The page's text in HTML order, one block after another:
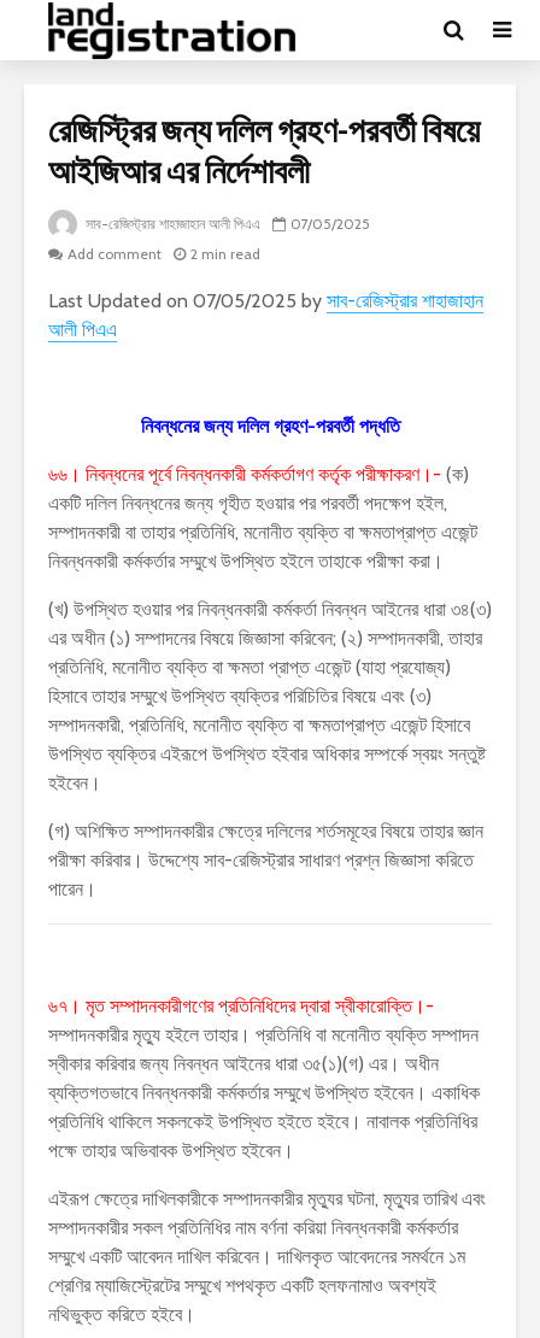
রেজিস্ট্রির জন্য দলিল গ্রহণ-পরবর্তী বিষয়ে
আইজিআর এর নির্দেশাবলী
সাব-রেজিস্ট্রার শাহাজাহান আলী পিএএ
07/05/2025
Add comment
2 min read
Last Updated on 07/05/2025 by সাব-রেজিস্ট্রার শাহাজাহান
আলী পিএএ
নিবন্ধনের জন্য দলিল গ্রহণ-পরবর্তী পদ্ধতি
৬৬। নিবন্ধনের পূর্বে নিবন্ধনকারী কর্মকর্তাগণ কর্তৃক পরীক্ষাকরণ।- (ক)
একটি দলিল নিবন্ধনের জন্য গৃহীত হওয়ার পর পরবর্তী পদক্ষেপ হইল,
সম্পাদনকারী বা তাহার প্রতিনিধি, মনোনীত ব্যক্তি বা ক্ষমতাপ্রাপ্ত এজেন্ট
নিবন্ধনকারী কর্মকর্তার সম্মুখে উপস্থিত হইলে তাহাকে পরীক্ষা করা।
(খ) উপস্থিত হওয়ার পর নিবন্ধনকারী কর্মকর্তা নিবন্ধন আইনের ধারা ৩৪(৩)
এর অধীন (১) সম্পাদনের বিষয়ে জিজ্ঞাসা করিবেন; (২) সম্পাদনকারী, তাহার
প্রতিনিধি, মনােনীত ব্যক্তি বা ক্ষমতা প্রাপ্ত এজেন্ট (যাহা প্রযােজ্য)
হিসাবে তাহার সম্মুখে উপস্থিত ব্যক্তির পরিচিতির বিষয়ে এবং (৩)
সম্পাদনকারী, প্রতিনিধি, মনােনীত ব্যক্তি বা ক্ষমতাপ্রাপ্ত এজেন্ট হিসাবে
উপস্থিত ব্যক্তির এইরূপে উপস্থিত হইবার অধিকার সম্পর্কে স্বয়ং সন্তুষ্ট
হইবেন।
(গ) অশিক্ষিত সম্পাদনকারীর ক্ষেত্রে দলিলের শর্তসমূহের বিষয়ে তাহার জ্ঞান
পরীক্ষা করিবার। উদ্দেশ্যে সাব-রেজিস্ট্রার সাধারণ প্রশ্ন জিজ্ঞাসা করিতে
পারেন।
৬৭। মৃত সম্পাদনকারীগণের প্রতিনিধিদের দ্বারা স্বীকারোক্তি।-
সম্পাদনকারীর মৃত্যু হইলে তাহার। প্রতিনিধি বা মনোনীত ব্যক্তি সম্পাদন
স্বীকার করিবার জন্য নিবন্ধন আইনের ধারা ৩৫(১)(গ) এর। অধীন
ব্যক্তিগতভাবে নিবন্ধনকারী কর্মকর্তার সম্মুখে উপস্থিত হইবেন। একাধিক
প্রতিনিধি থাকিলে সকলকেই উপস্থিত হইতে হইবে। নাবালক প্রতিনিধির
পক্ষে তাহার অভিবাবক উপস্থিত হইবেন।
এইরূপ ক্ষেত্রে দাখিলকারীকে সম্পাদনকারীর মৃত্যুর ঘটনা, মৃত্যুর তারিখ এবং
সম্পাদনকারীর সকল প্রতিনিধির নাম বর্ণনা করিয়া নিবন্ধনকারী কর্মকর্তার
সম্মুখে একটি আবেদন দাখিল করিবেন। দাখিলকৃত আবেদনের সমর্থনে ১ম
শ্রেণির ম্যাজিস্ট্রেটের সম্মুখে শপথকৃত একটি হলফনামাও অবশ্যই
নথিভুক্ত করিতে হইবে।